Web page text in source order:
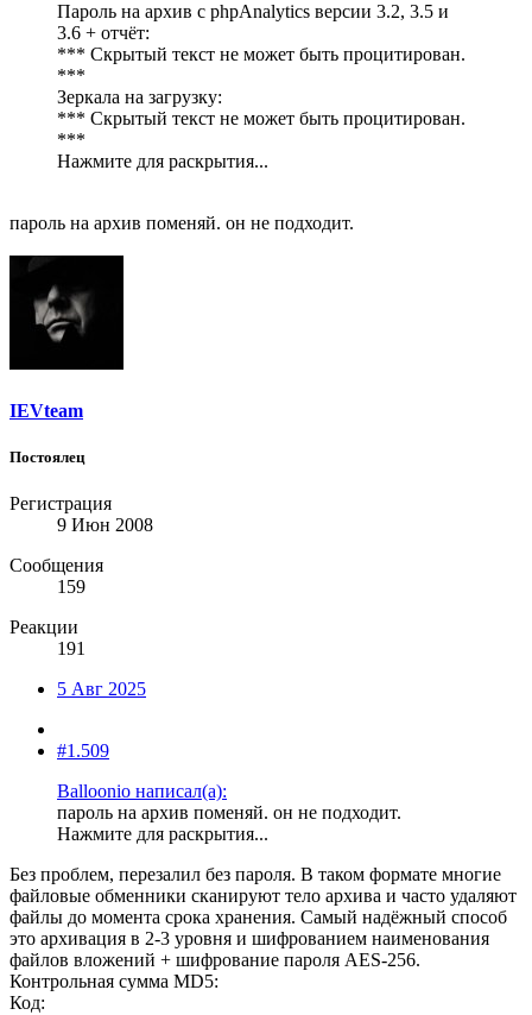
Пароль на архив с phpAnalytics версии 3.2, 3.5 и
3.6 + отчёт:
*** Скрытый текст не может быть процитирован.
***
Зеркала на загрузку:
*** Скрытый текст не может быть процитирован.
***
Нажмите для раскрытия...
пароль на архив поменяй. он не подходит.
IEVteam
Постоялец
Регистрация
9 Июн 2008
Сообщения
159
Реакции
191
5 Авг 2025
#1.509
Balloonio написал(а):
пароль на архив поменяй. он не подходит.
Нажмите для раскрытия...
Без проблем, перезалил без пароля. В таком формате многие
файловые обменники сканируют тело архива и часто удаляют
файлы до момента срока хранения. Самый надёжный способ
это архивация в 2-3 уровня и шифрованием наименования
файлов вложений + шифрование пароля AES-256.
Контрольная сумма MD5:
Код: